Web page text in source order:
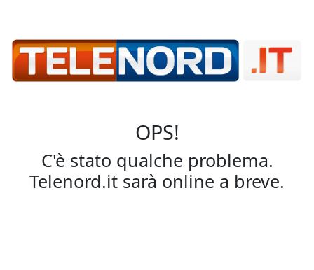
OPS!
C'è stato qualche problema.
Telenord.it sarà online a breve.